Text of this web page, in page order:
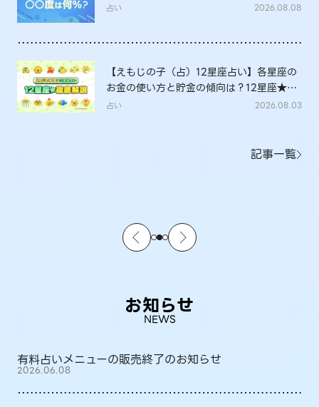
占い 2026.08.08
【えもじの子（占）12星座占い】各星座の
お金の使い方と貯金の傾向は？12星座★徹
底解説
占い 2026.08.03
記事一覧
お知らせ
NEWS
有料占いメニューの販売終了のお知らせ
2026.06.08